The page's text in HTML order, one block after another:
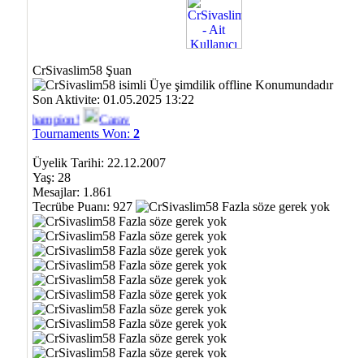
CrSivaslim58 Şuan
Son Aktivite: 01.05.2025 13:22
Caravan Toss Champion!
Tournaments Won: 2
Üyelik Tarihi: 22.12.2007
Yaş: 28
Mesajlar: 1.861
Tecrübe Puanı: 927